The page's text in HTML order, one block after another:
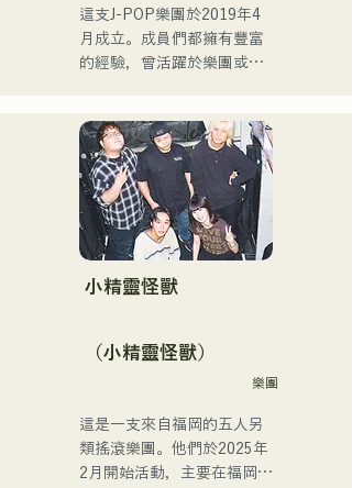
出演搖滾音樂劇。
2017年起，她回到福岡，除
了自己的工作之外，還活躍
她擁有高亢的嗓音和出眾的
演唱實力，是一位引領下一
代的創作歌手。
這支J-POP樂團於2019年4
月成立。成員們都擁有豐富
的經驗，曾活躍於樂團或擔
樂團。 CHiKa清澈的嗓音、
樸實的歌詞和懷舊的旋律贏
得了不同年齡層觀眾的支
持。成員們充分發揮各自的
個性，打造出溫柔溫暖的音
樂。
目前，他們主要在福岡等地
媒體上發布和直播影片。
小精靈怪獸
（小精靈怪獸）
樂團
這是一支來自福岡的五人另
類搖滾樂團。他們於2025年
2月開始活動，主要在福岡縣